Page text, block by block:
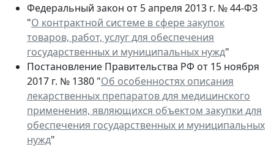
Федеральный закон от 5 апреля 2013 г. № 44-ФЗ
"О контрактной системе в сфере закупок
товаров, работ, услуг для обеспечения
государственных и муниципальных нужд"
Постановление Правительства РФ от 15 ноября
2017 г. № 1380 "Об особенностях описания
лекарственных препаратов для медицинского
применения, являющихся объектом закупки для
обеспечения государственных и муниципальных
нужд"